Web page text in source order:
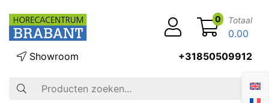
Zoek op
Showroom +31850509912
0 Totaal
0.00